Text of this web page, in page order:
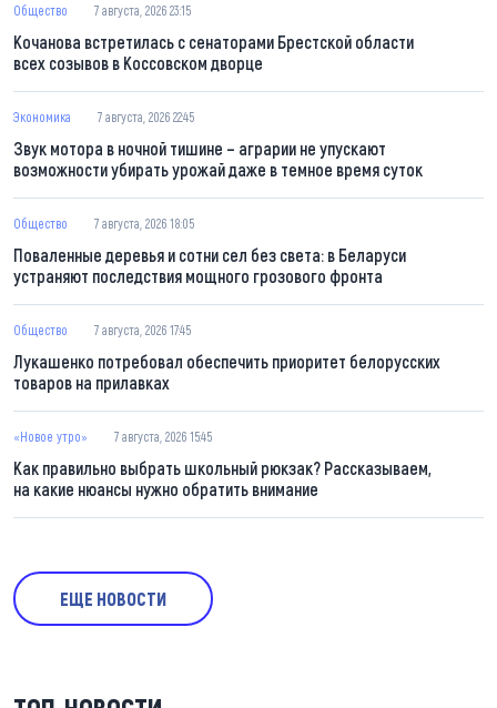
Общество 7 августа, 2026 23:15
Кочанова встретилась с сенаторами Брестской области
всех созывов в Коссовском дворце
Экономика 7 августа, 2026 22:45
Звук мотора в ночной тишине – аграрии не упускают
возможности убирать урожай даже в темное время суток
Общество 7 августа, 2026 18:05
Поваленные деревья и сотни сел без света: в Беларуси
устраняют последствия мощного грозового фронта
Общество 7 августа, 2026 17:45
Лукашенко потребовал обеспечить приоритет белорусских
товаров на прилавках
«Новое утро» 7 августа, 2026 15:45
Как правильно выбрать школьный рюкзак? Рассказываем,
на какие нюансы нужно обратить внимание
ЕЩЕ НОВОСТИ